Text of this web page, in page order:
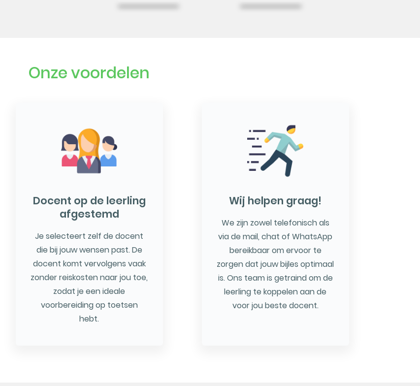
Onze voordelen
Docent op de leerling
afgestemd
Je selecteert zelf de docent
die bij jouw wensen past. De
docent komt vervolgens vaak
zonder reiskosten naar jou toe,
zodat je een ideale
voorbereiding op toetsen
hebt.
Wij helpen graag!
We zijn zowel telefonisch als
via de mail, chat of WhatsApp
bereikbaar om ervoor te
zorgen dat jouw bijles optimaal
is. Ons team is getraind om de
leerling te koppelen aan de
voor jou beste docent.